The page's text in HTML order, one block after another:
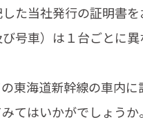
た当社発行の証明書
号車）は１台ごとに異
東海道新幹線の車内
てはいかがでしょうか。